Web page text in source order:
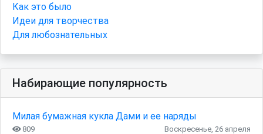
Как это было
Идеи для творчества
Для любознательных
Набирающие популярность
Милая бумажная кукла Дами и ее наряды
809 Воскресенье, 26 апреля